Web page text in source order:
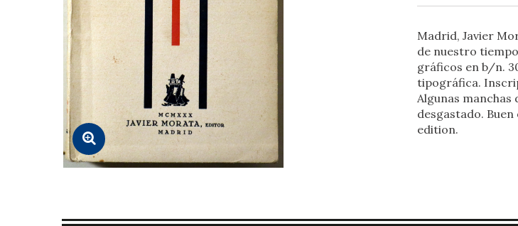
Madrid, Javier
de nuestro
gráficos en b/n.
tipográfica.
Algunas manchas
desgastado. Buen
edition.